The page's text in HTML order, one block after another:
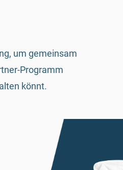
um gemeinsam
Programm
könnt.